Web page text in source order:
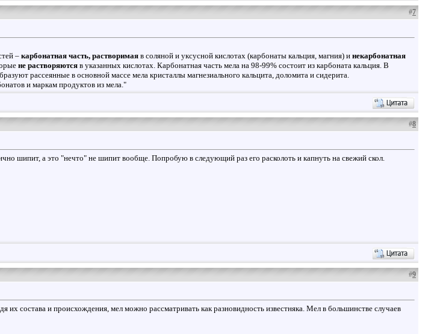
#7
– карбонатная часть, растворимая в соляной и уксусной кислотах (карбонаты кальция, магния) и некарбонатная
не растворяются в указанных кислотах. Карбонатная часть мела на 98-99% состоит из карбоната кальция. В
рассеянные в основной массе мела кристаллы магнезиального кальцита, доломита и сидерита.
и маркам продуктов из мела."
#8
шипит, а это "нечто" не шипит вообще. Попробую в следующий раз его расколоть и капнуть на свежий скол.
#9
их состава и происхождения, мел можно рассматривать как разновидность известняка. Мел в большинстве случаев